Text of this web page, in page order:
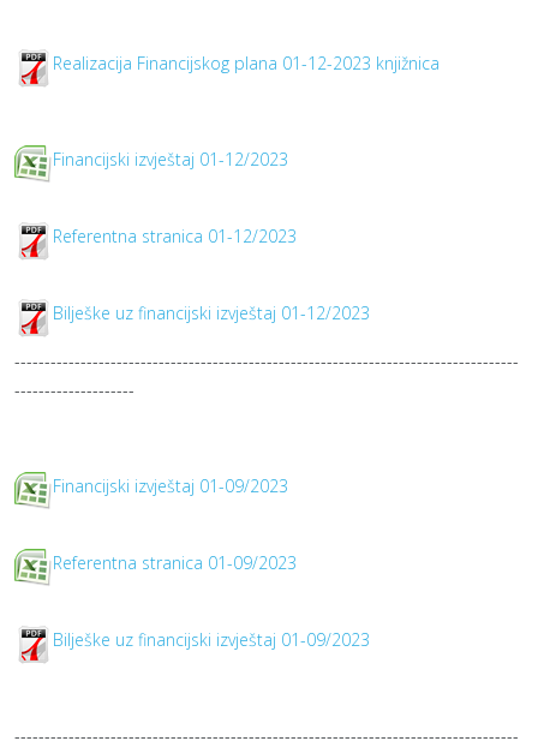
Realizacija Financijskog plana 01-12-2023 knjižnica
Financijski izvještaj 01-12/2023
Referentna stranica 01-12/2023
Bilješke uz financijski izvještaj 01-12/2023
------------------------------------------------------------------------------------
--------------------
Financijski izvještaj 01-09/2023
Referentna stranica 01-09/2023
Bilješke uz financijski izvještaj 01-09/2023
------------------------------------------------------------------------------------